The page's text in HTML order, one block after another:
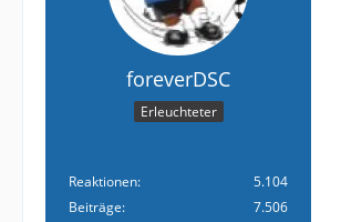
foreverDSC
Erleuchteter
Reaktionen
5.104
Beiträge
7.506